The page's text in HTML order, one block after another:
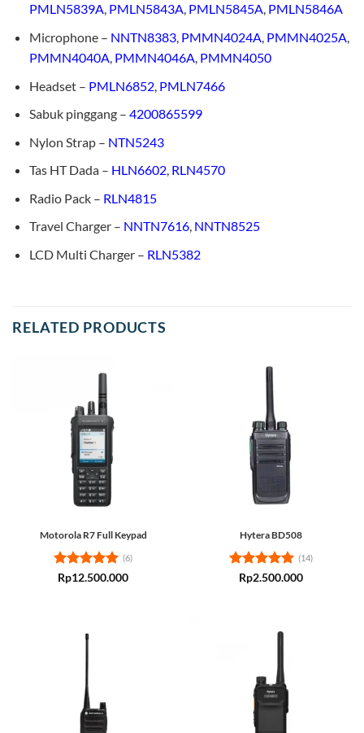
PMLN5839A, PMLN5843A, PMLN5845A, PMLN5846A
Microphone – NNTN8383, PMMN4024A, PMMN4025A,
PMMN4040A, PMMN4046A, PMMN4050
Headset – PMLN6852, PMLN7466
Sabuk pinggang – 4200865599
Nylon Strap – NTN5243
Tas HT Dada – HLN6602, RLN4570
Radio Pack – RLN4815
Travel Charger – NNTN7616, NNTN8525
LCD Multi Charger – RLN5382
RELATED PRODUCTS
Motorola R7 Full Keypad
Rated5
(6)
Rp12.500.000
Hytera BD508
Rated5
(14)
Rp2.500.000